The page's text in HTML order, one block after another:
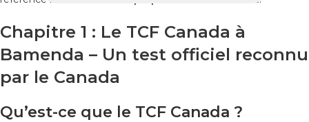
Chapitre 1 : Le TCF Canada à
Bamenda – Un test officiel reconnu
par le Canada
Qu’est-ce que le TCF Canada ?